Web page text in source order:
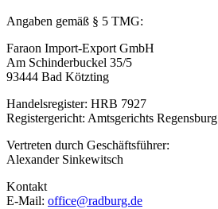
Angaben gemäß § 5 TMG:
Faraon Import-Export GmbH
Am Schinderbuckel 35/5
93444 Bad Kötzting
Handelsregister: HRB 7927
Registergericht: Amtsgerichts Regensburg
Vertreten durch Geschäftsführer:
Alexander Sinkewitsch
Kontakt
E-Mail: office@radburg.de